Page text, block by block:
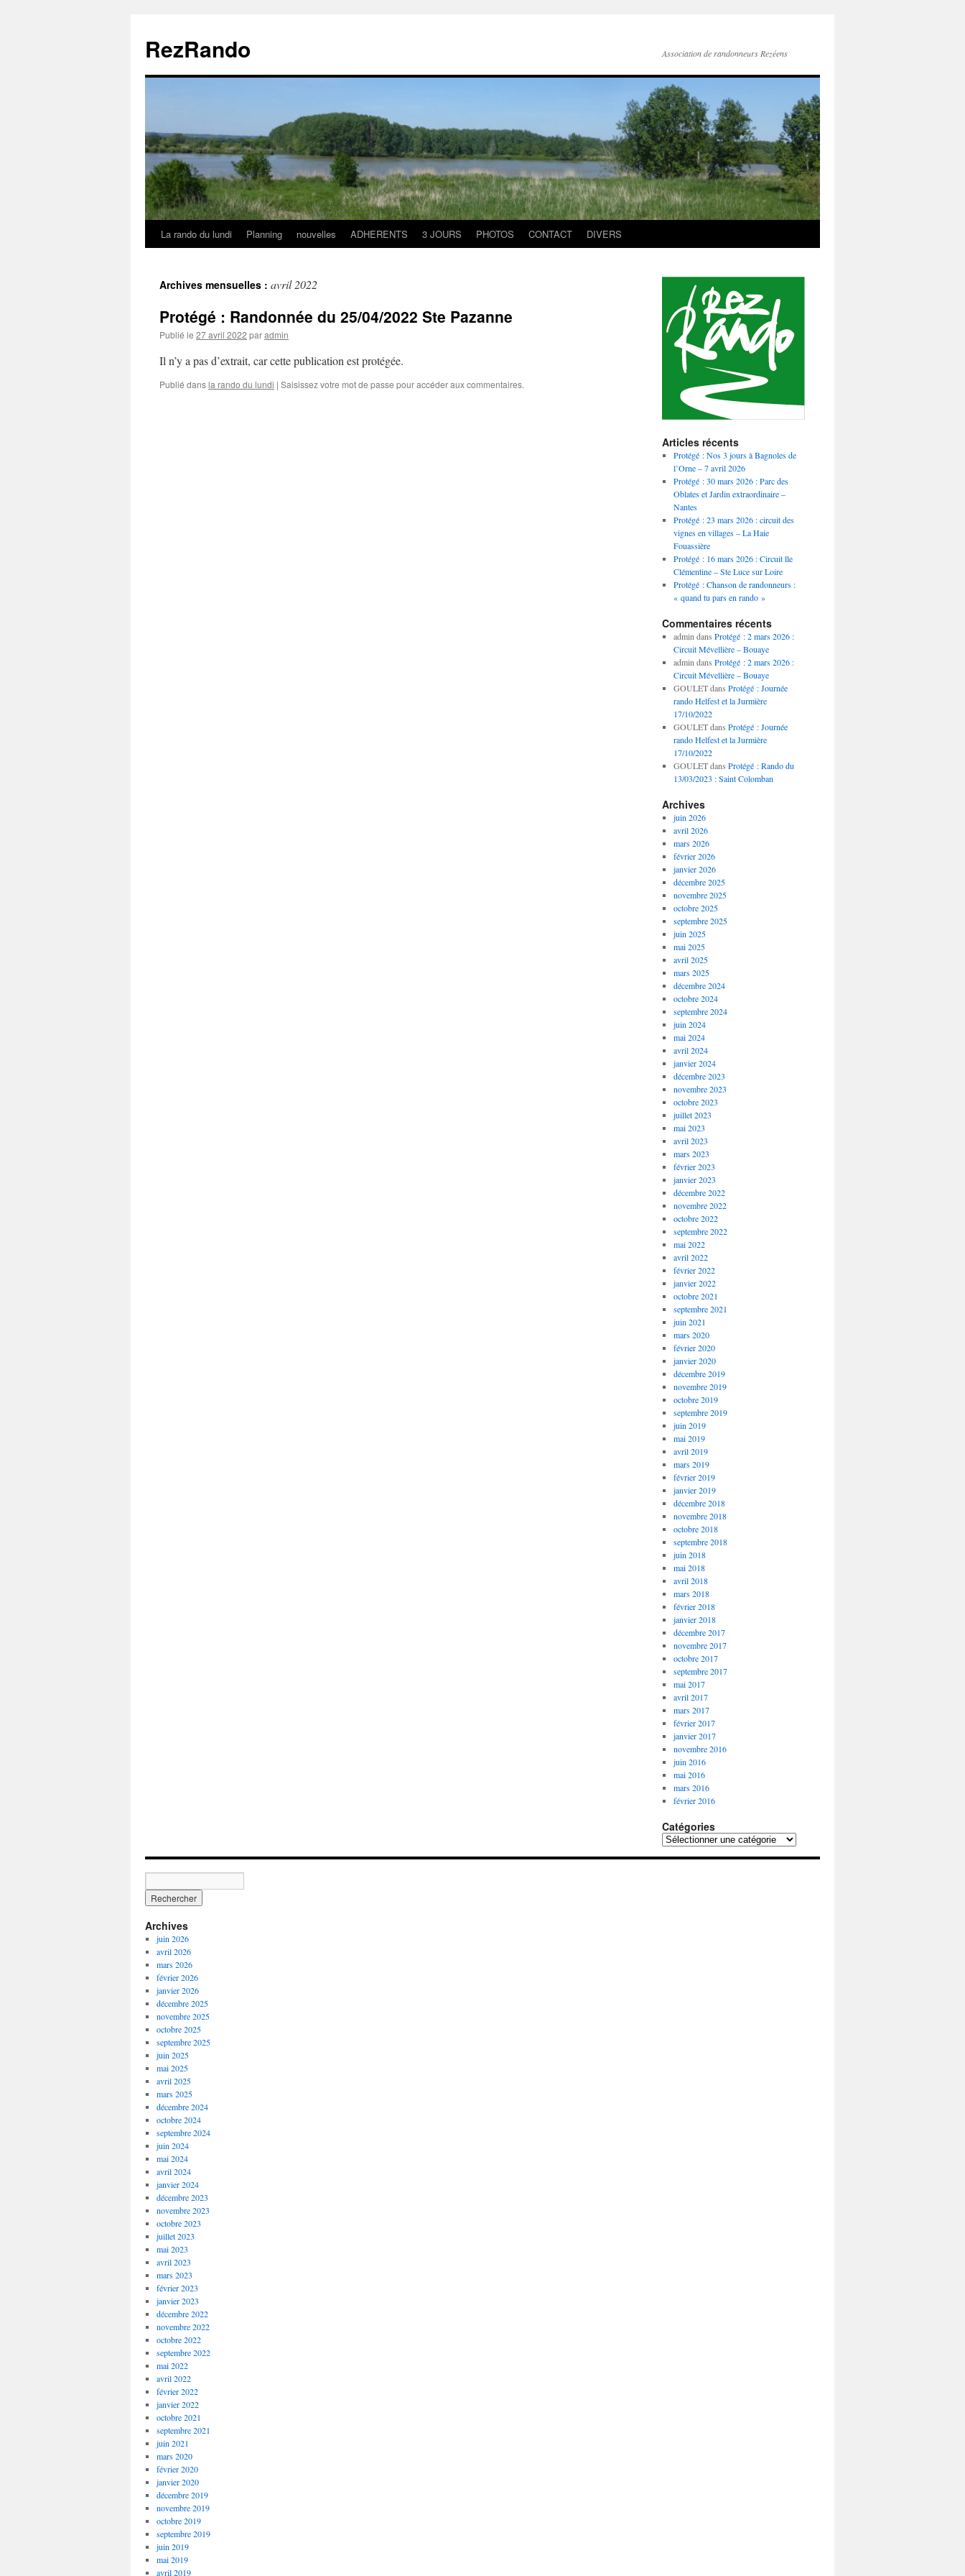
contenu
RezRando Association de randonneurs Rezéens
La rando du lundi Planning nouvelles ADHERENTS 3 JOURS PHOTOS CONTACT DIVERS
Archives mensuelles : avril 2022
Protégé : Randonnée du 25/04/2022 Ste Pazanne
Publié le 27 avril 2022 paradmin
Il n’y a pas d’extrait, car cette publication est protégée.
Publié dansla rando du lundi | Saisissez votre mot de passe pour accéder aux commentaires.
Articles récents
Protégé : Nos 3 jours à Bagnoles de
l’Orne – 7 avril 2026
Protégé : 30 mars 2026 : Parc des
Oblates et Jardin extraordinaire –
Nantes
Protégé : 23 mars 2026 : circuit des
vignes en villages – La Haie
Fouassière
Protégé : 16 mars 2026 : Circuit île
Clémentine – Ste Luce sur Loire
Protégé : Chanson de randonneurs :
« quand tu pars en rando »
Commentaires récents
admin dans Protégé : 2 mars 2026 :
Circuit Mévellière – Bouaye
admin dans Protégé : 2 mars 2026 :
Circuit Mévellière – Bouaye
GOULETdans Protégé : Journée
rando Helfest et la Jurmière
17/10/2022
GOULETdans Protégé : Journée
rando Helfest et la Jurmière
17/10/2022
GOULETdans Protégé : Rando du
13/03/2023 : Saint Colomban
Archives
juin 2026
avril 2026
mars 2026
février 2026
janvier 2026
décembre 2025
novembre 2025
octobre 2025
septembre 2025
juin 2025
mai 2025
avril 2025
mars 2025
décembre 2024
octobre 2024
septembre 2024
juin 2024
mai 2024
avril 2024
janvier 2024
décembre 2023
novembre 2023
octobre 2023
juillet 2023
mai 2023
avril 2023
mars 2023
février 2023
janvier 2023
décembre 2022
novembre 2022
octobre 2022
septembre 2022
mai 2022
avril 2022
février 2022
janvier 2022
octobre 2021
septembre 2021
juin 2021
mars 2020
février 2020
janvier 2020
décembre 2019
novembre 2019
octobre 2019
septembre 2019
juin 2019
mai 2019
avril 2019
mars 2019
février 2019
janvier 2019
décembre 2018
novembre 2018
octobre 2018
septembre 2018
juin 2018
mai 2018
avril 2018
mars 2018
février 2018
janvier 2018
décembre 2017
novembre 2017
octobre 2017
septembre 2017
mai 2017
avril 2017
mars 2017
février 2017
janvier 2017
novembre 2016
juin 2016
mai 2016
mars 2016
février 2016
Catégories
Catégories
Archives
juin 2026
avril 2026
mars 2026
février 2026
janvier 2026
décembre 2025
novembre 2025
octobre 2025
septembre 2025
juin 2025
mai 2025
avril 2025
mars 2025
décembre 2024
octobre 2024
septembre 2024
juin 2024
mai 2024
avril 2024
janvier 2024
décembre 2023
novembre 2023
octobre 2023
juillet 2023
mai 2023
avril 2023
mars 2023
février 2023
janvier 2023
décembre 2022
novembre 2022
octobre 2022
septembre 2022
mai 2022
avril 2022
février 2022
janvier 2022
octobre 2021
septembre 2021
juin 2021
mars 2020
février 2020
janvier 2020
décembre 2019
novembre 2019
octobre 2019
septembre 2019
juin 2019
mai 2019
avril 2019